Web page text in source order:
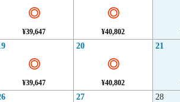
◎
¥39,647
◎
¥40,802
◎
¥39,647
20
◎
¥40,802
21
27 28